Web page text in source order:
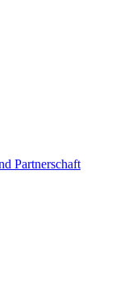
Partnerschaft